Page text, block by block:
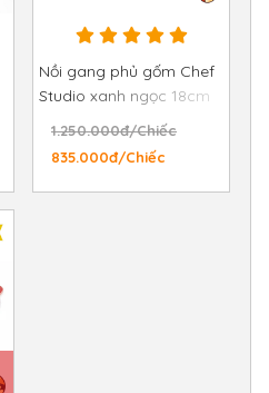
Nồi gang phủ gốm Chef
Studio xanh ngọc 18cm
1.250.000đ/Chiếc
835.000đ/Chiếc